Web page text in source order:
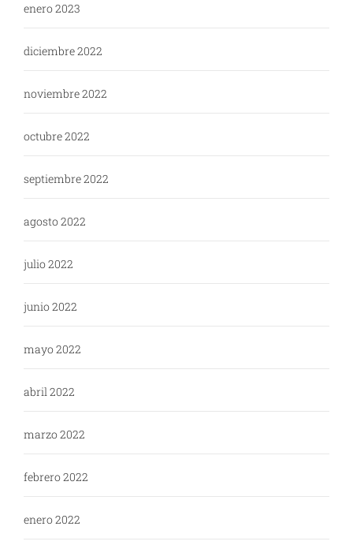
enero 2023
diciembre 2022
noviembre 2022
octubre 2022
septiembre 2022
agosto 2022
julio 2022
junio 2022
mayo 2022
abril 2022
marzo 2022
febrero 2022
enero 2022